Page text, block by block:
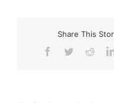
Share This
Facebook
Twitter